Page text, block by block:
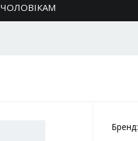
ЧОЛОВІКАМ
Бренд: